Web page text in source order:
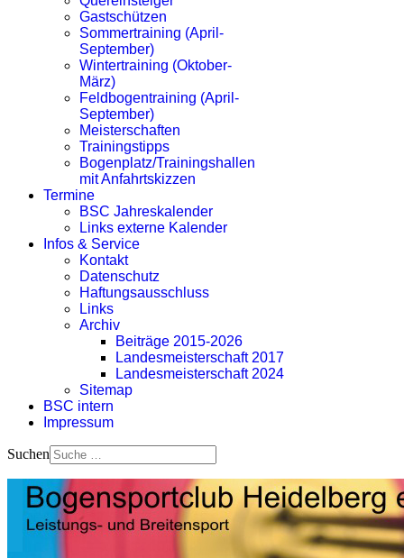
Gastschützen
Sommertraining (April-
September)
Wintertraining (Oktober-
März)
Feldbogentraining (April-
September)
Meisterschaften
Trainingstipps
Bogenplatz/Trainingshallen
mit Anfahrtskizzen
Termine
BSC Jahreskalender
Links externe Kalender
Infos & Service
Kontakt
Datenschutz
Haftungsausschluss
Links
Archiv
Beiträge 2015-2026
Landesmeisterschaft 2017
Landesmeisterschaft 2024
Sitemap
BSC intern
Impressum
Suchen